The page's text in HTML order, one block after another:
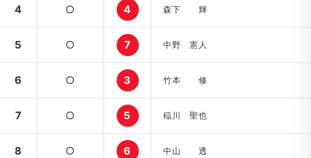
4 ○ 4 森下 輝
5 ○ 7 中野 憲人
6 ○ 3 竹本 修
7 ○ 5 稲川 聖也
8 ○ 6 中山 透